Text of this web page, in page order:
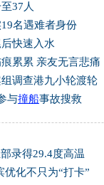
37人
名遇难者身份
后快速入水
累累 亲友无言悲痛
调查港九小轮渡轮
与撞船事故搜救
录得29.4度高温
化不只为“打卡”